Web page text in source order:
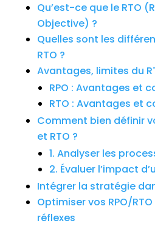
Qu’est-ce que le RTO
Objective) ?
Quelles sont les
RTO ?
Avantages, limites du
RPO : Avantages et
RTO : Avantages et
Comment bien définir
et RTO ?
1. Analyser les
2. Évaluer l’impact
Intégrer la stratégie
Optimiser vos RPO/
réflexes